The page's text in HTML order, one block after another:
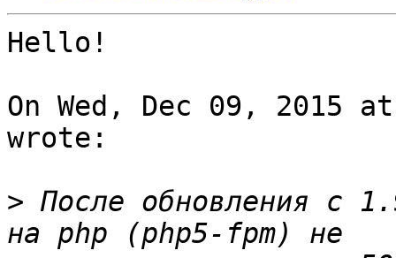
Hello!
On Wed, Dec 09, 2015 at
wrote:
> После обновления с